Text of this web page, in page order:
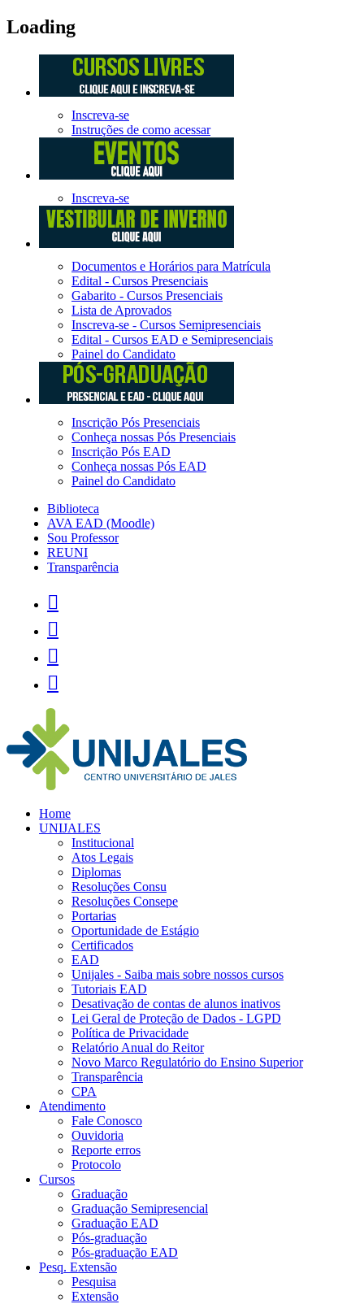
Loading
Inscreva-se
Instruções de como acessar
Inscreva-se
Documentos e Horários para Matrícula
Edital - Cursos Presenciais
Gabarito - Cursos Presenciais
Lista de Aprovados
Inscreva-se - Cursos Semipresenciais
Edital - Cursos EAD e Semipresenciais
Painel do Candidato
Inscrição Pós Presenciais
Conheça nossas Pós Presenciais
Inscrição Pós EAD
Conheça nossas Pós EAD
Painel do Candidato
Biblioteca
AVA EAD (Moodle)
Sou Professor
REUNI
Transparência




Home
UNIJALES
Institucional
Atos Legais
Diplomas
Resoluções Consu
Resoluções Consepe
Portarias
Oportunidade de Estágio
Certificados
EAD
Unijales - Saiba mais sobre nossos cursos
Tutoriais EAD
Desativação de contas de alunos inativos
Lei Geral de Proteção de Dados - LGPD
Política de Privacidade
Relatório Anual do Reitor
Novo Marco Regulatório do Ensino Superior
Transparência
CPA
Atendimento
Fale Conosco
Ouvidoria
Reporte erros
Protocolo
Cursos
Graduação
Graduação Semipresencial
Graduação EAD
Pós-graduação
Pós-graduação EAD
Pesq. Extensão
Pesquisa
Extensão